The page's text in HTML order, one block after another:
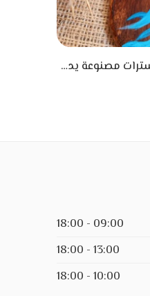
مجموعة كوسترات مصنوعة يدويًا من الخشب السويدي مع رسم مبهج
09:00 - 18:00
13:00 - 18:00
10:00 - 18:00